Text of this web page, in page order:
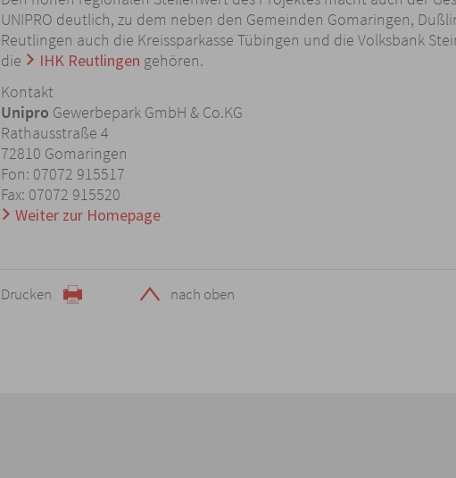
UNIPRO deutlich, zu dem neben den Gemeinden Gomaringen,
Reutlingen auch die Kreissparkasse Tübingen und die Volksbank
die
IHK Reutlingen gehören.
Kontakt
Unipro Gewerbepark GmbH & Co.KG
Rathausstraße 4
72810 Gomaringen
Fon: 07072 915517
Fax: 07072 915520
Weiter zur Homepage
Drucken nach oben